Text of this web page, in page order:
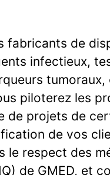
fabricants de
infectieux,
piloterez les
de projets de
de vos
le respect des
de GMED, et